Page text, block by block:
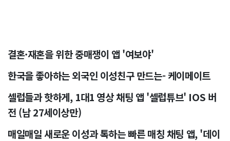
결혼·재혼을 위한 중매쟁이 앱 '여보야'
한국을 좋아하는 외국인 이성친구 만드는- 케이메이트
셀럽들과 핫하게, 1대1 영상 채팅 앱 '셀럽튜브' IOS 버
전 (남 27세이상만)
매일매일 새로운 이성과 톡하는 빠른 매칭 채팅 앱, '데이